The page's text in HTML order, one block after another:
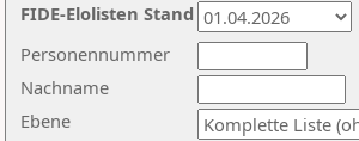
Nachname
Ebene
Personennummer
FIDE-Elolisten Stand